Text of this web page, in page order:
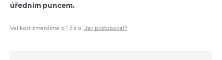
úředním puncem.
Velikost zmenšíme o 1 číslo. Jak postupovat?